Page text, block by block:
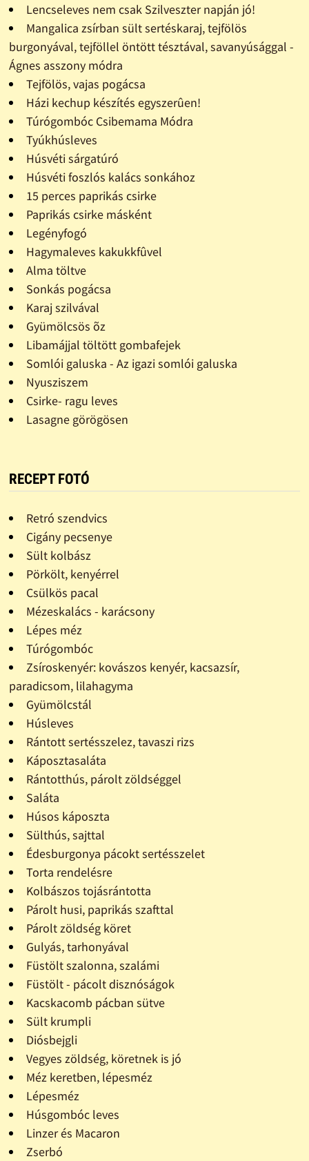
Lencseleves nem csak Szilveszter napján jó!
Mangalica zsírban sült sertéskaraj, tejfölös
burgonyával, tejföllel öntött tésztával, savanyúsággal -
Ágnes asszony módra
Tejfölös, vajas pogácsa
Házi kechup készítés egyszerûen!
Túrógombóc Csibemama Módra
Tyúkhúsleves
Húsvéti sárgatúró
Húsvéti foszlós kalács sonkához
15 perces paprikás csirke
Paprikás csirke másként
Legényfogó
Hagymaleves kakukkfûvel
Alma töltve
Sonkás pogácsa
Karaj szilvával
Gyümölcsös õz
Libamájjal töltött gombafejek
Somlói galuska - Az igazi somlói galuska
Nyusziszem
Csirke- ragu leves
Lasagne görögösen
RECEPT FOTÓ
Retró szendvics
Cigány pecsenye
Sült kolbász
Pörkölt, kenyérrel
Csülkös pacal
Mézeskalács - karácsony
Lépes méz
Túrógombóc
Zsíroskenyér: kovászos kenyér, kacsazsír,
paradicsom, lilahagyma
Gyümölcstál
Húsleves
Rántott sertésszelez, tavaszi rizs
Káposztasaláta
Rántotthús, párolt zöldséggel
Saláta
Húsos káposzta
Sülthús, sajttal
Édesburgonya pácokt sertésszelet
Torta rendelésre
Kolbászos tojásrántotta
Párolt husi, paprikás szafttal
Párolt zöldség köret
Gulyás, tarhonyával
Füstölt szalonna, szalámi
Füstölt - pácolt disznóságok
Kacskacomb pácban sütve
Sült krumpli
Diósbejgli
Vegyes zöldség, köretnek is jó
Méz keretben, lépesméz
Lépesméz
Húsgombóc leves
Linzer és Macaron
Zserbó